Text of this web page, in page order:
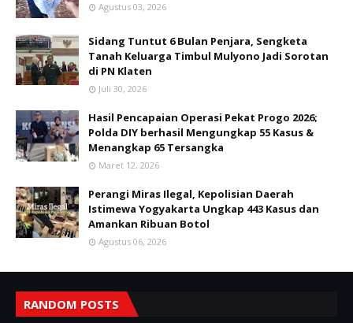
Agustus 03, 2026
Sidang Tuntut 6 Bulan Penjara, Sengketa
Tanah Keluarga Timbul Mulyono Jadi Sorotan
di PN Klaten
Juli 30, 2026
Hasil Pencapaian Operasi Pekat Progo 2026;
Polda DIY berhasil Mengungkap 55 Kasus &
Menangkap 65 Tersangka
Maret 12, 2026
Perangi Miras Ilegal, Kepolisian Daerah
Istimewa Yogyakarta Ungkap 443 Kasus dan
Amankan Ribuan Botol
Agustus 06, 2026
RANDOM POSTS